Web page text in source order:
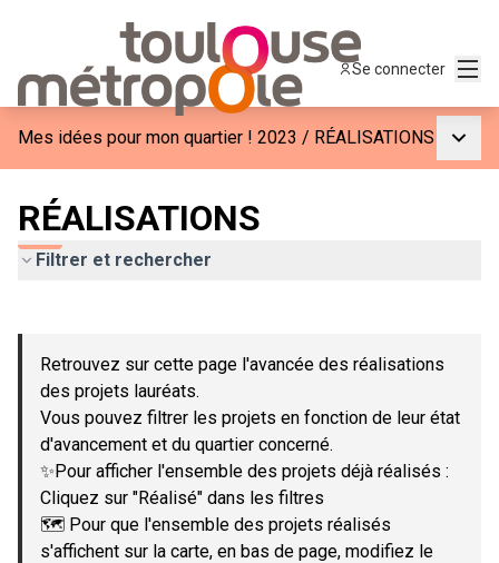
Se connecter
Mes idées pour mon quartier ! 2023 / RÉALISATIONS
RÉALISATIONS
Filtrer et rechercher
−
Retrouvez sur cette page l'avancée des réalisations
des projets lauréats.
Vous pouvez filtrer les projets en fonction de leur état
d'avancement et du quartier concerné.
✨Pour afficher l'ensemble des projets déjà réalisés :
Cliquez sur "Réalisé" dans les filtres
🗺️ Pour que l'ensemble des projets réalisés
s'affichent sur la carte, en bas de page, modifiez le